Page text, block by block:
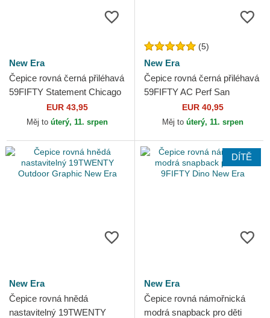
New Era
Čepice rovná černá přiléhavá
59FIFTY Statement Chicago
Bulls NBA New Era
EUR 43,95
Měj to úterý, 11. srpen
(5)
New Era
Čepice rovná černá přiléhavá
59FIFTY AC Perf San
Francisco Giants MLB New
EUR 40,95
Měj to úterý, 11. srpen
New Era
Čepice rovná hnědá
nastavitelný 19TWENTY
DÍTĚ
New Era
Čepice rovná námořnická
modrá snapback pro děti